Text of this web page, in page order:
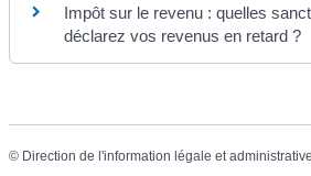
Impôt sur le revenu : quelles
déclarez vos revenus en retard ?
© Direction de l'information légale et administrative